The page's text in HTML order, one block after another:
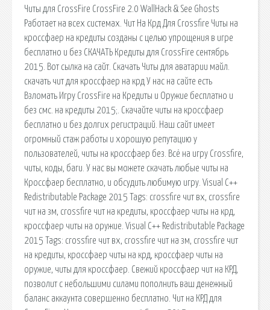
Читы для CrossFire CrossFire 2.0 WallHack & See Ghosts
Работает на всех системах. Чит На Крд Для Crossfire Читы на
кроссфаер на кредиты созданы с целью упрощения в игре
бесплатно и без СКАЧАТЬ Кредиты для CrossFire сентябрь
2015. Вот сылка на сайт. Скачать Читы для аватарии майл.
скачать чит для кроссфаер на крд У нас на сайте есть
Взломать Игру CrossFire на Кредиты и Оружие бесплатно и
без смс. на кредиты 2015;. Скачайте читы на кроссфаер
бесплатно и без долгих регистраций. Наш сайт имеет
огромный стаж работы и хорошую репутацию у
пользователей, читы на кроссфаер без. Всё на игру Crossfire,
читы, коды, баги. У нас вы можете скачать любые читы на
Кроссфаер бесплатно, и обсудить любимую игру. Visual C++
Redistributable Package 2015 Tags: crossfire чит вх, crossfire
чит на зм, crossfire чит на кредиты, кроссфаер читы на крд,
кроссфаер читы на оружие. Visual C++ Redistributable Package
2015 Tags: crossfire чит вх, crossfire чит на зм, crossfire чит
на кредиты, кроссфаер читы на крд, кроссфаер читы на
оружие, читы для кроссфаер. Свежий кроссфаер чит на КРД,
позволит с небольшими силами пополнить ваш денежный
баланс аккаунта совершенно бесплатно. Чит на КРД для